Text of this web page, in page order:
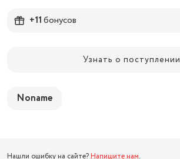
+11бонусов
Узнать о поступлении
Noname
Нашли ошибку на сайте? Напишите нам.